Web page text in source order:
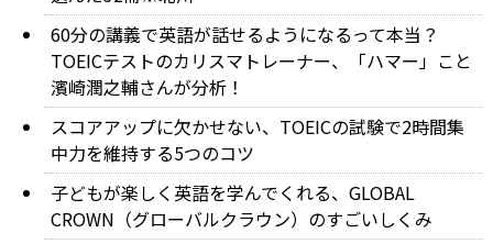
60分の講義で英語が話せるようになるって本当？
TOEICテストのカリスマトレーナー、「ハマー」こと
濱崎潤之輔さんが分析！
スコアアップに欠かせない、TOEICの試験で2時間集
中力を維持する5つのコツ
子どもが楽しく英語を学んでくれる、GLOBAL
CROWN（グローバルクラウン）のすごいしくみ